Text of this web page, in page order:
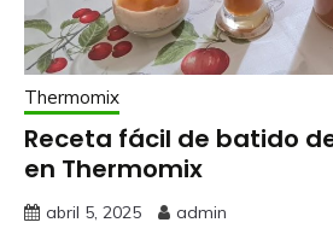
Thermomix
Receta fácil de batido
en Thermomix
abril 5, 2025 admin